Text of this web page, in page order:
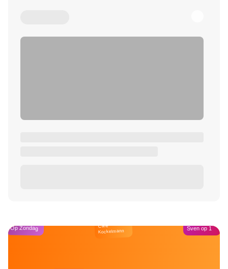
Op Zondag Café
Kockelmann Sven op 1